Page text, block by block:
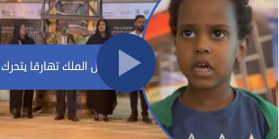
شاهد
عملتان وتطبيق مصرفي واحد.. كيف
تشظى النظام المصرفي في حرب
السودان؟
ديون
شاهد
عملتان وتطبيق مصرفي واحد.. كيف
تشظى النظام المصرفي في حرب
السودان؟
على